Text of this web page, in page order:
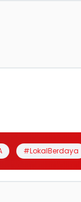
#LokalBerdaya